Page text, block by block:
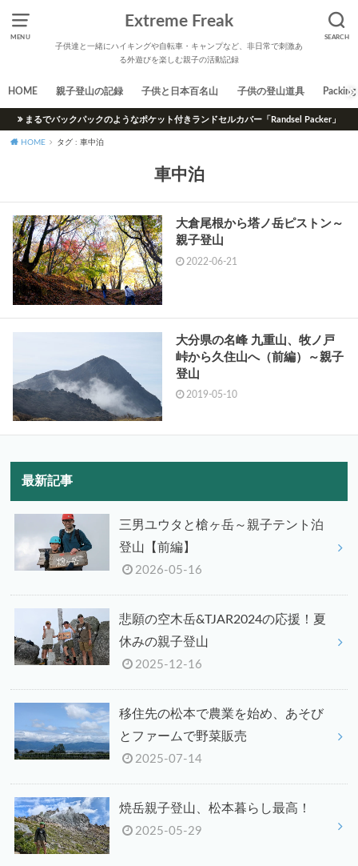
MENU SEARCH
Extreme Freak
子供達と一緒にハイキングや自転車・キャンプなど、非日常で刺激あ
る外遊びを楽しむ親子の活動記録
HOME 親子登山の記録 子供と日本百名山 子供の登山道具 Packing
まるでバックパックのようなポケット付きランドセルカバー「Randsel Packer」
HOME タグ : 車中泊
車中泊
大倉尾根から塔ノ岳ピストン～
親子登山
2022-06-21
大分県の名峰 九重山、牧ノ戸
峠から久住山へ（前編）～親子
登山
2019-05-10
最新記事
三男ユウタと槍ヶ岳～親子テント泊
登山【前編】
2026-05-16
悲願の空木岳&TJAR2024の応援！夏
休みの親子登山
2025-12-16
移住先の松本で農業を始め、あそび
とファームで野菜販売
2025-07-14
焼岳親子登山、松本暮らし最高！
2025-05-29